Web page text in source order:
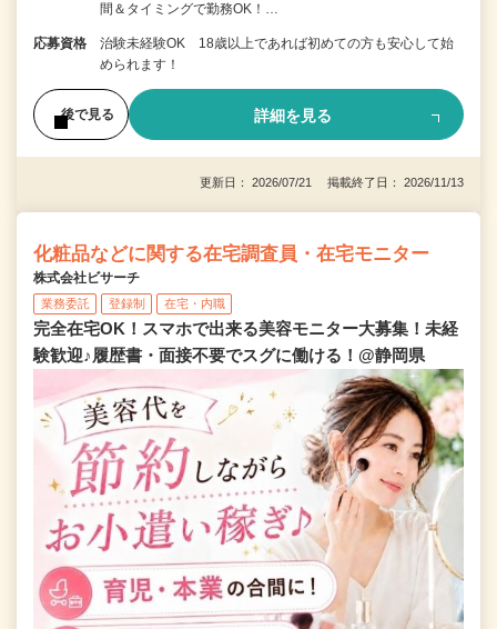
間＆タイミングで勤務OK！…
応募資格
治験未経験OK 18歳以上であれば初めての方も安心して始
められます！
後で見る 詳細を見る
更新日： 2026/07/21 掲載終了日： 2026/11/13
化粧品などに関する在宅調査員・在宅モニター
株式会社ビサーチ
業務委託 登録制 在宅・内職
完全在宅OK！スマホで出来る美容モニター大募集！未経
験歓迎♪履歴書・面接不要でスグに働ける！@静岡県